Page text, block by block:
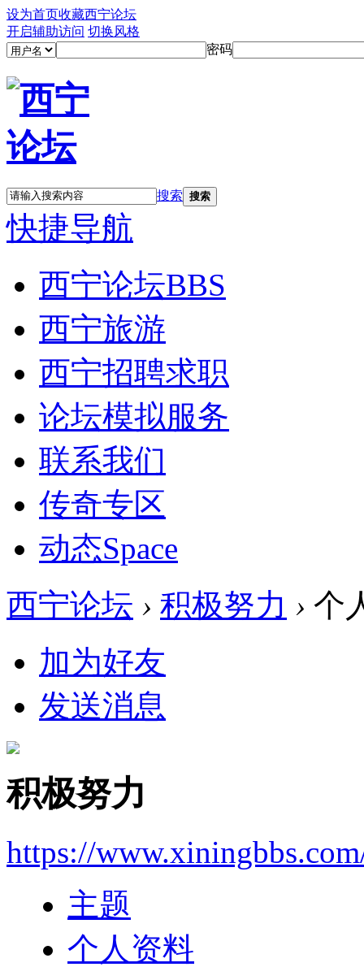
设为首页收藏西宁论坛
开启辅助访问 切换风格
密码
搜索 搜索
快捷导航
西宁论坛BBS
西宁旅游
西宁招聘求职
论坛模拟服务
联系我们
传奇专区
动态Space
西宁论坛 › 积极努力 › 个
加为好友
发送消息
积极努力
https://
主题
个人资料